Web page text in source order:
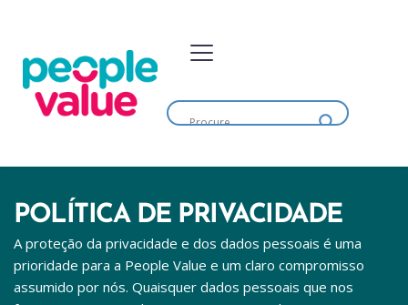
POLÍTICA DE PRIVACIDADE
A proteção da privacidade e dos dados pessoais é uma
prioridade para a People Value e um claro compromisso
assumido por nós. Quaisquer dados pessoais que nos